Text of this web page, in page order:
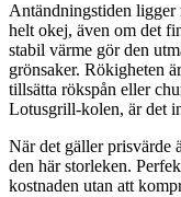
Antändningstiden ligger
helt okej, även om det
stabil värme gör den
grönsaker. Rökigheten
tillsätta rökspån eller
Lotusgrill-kolen, är det
När det gäller prisvärde
den här storleken.
kostnaden utan att